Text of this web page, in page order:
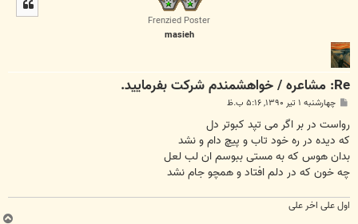
Frenzied Poster
masieh
Re: مشاعره / خواهشمندم شرکت بفرماييد.
پ
ت
چهارشنبه ۱ تیر ۱۳۹۰, ۵:۱۶ ب.ظ
رواست در بر اگر می تپد کبوتر دل
که دیده در ره خود تاب و پیچ دام و نشد
بدان هوس که به مستی ببوسم ان لب لعل
چه خون که در دلم افتاد و همچو جام نشد
اول علی اخر علی
ب